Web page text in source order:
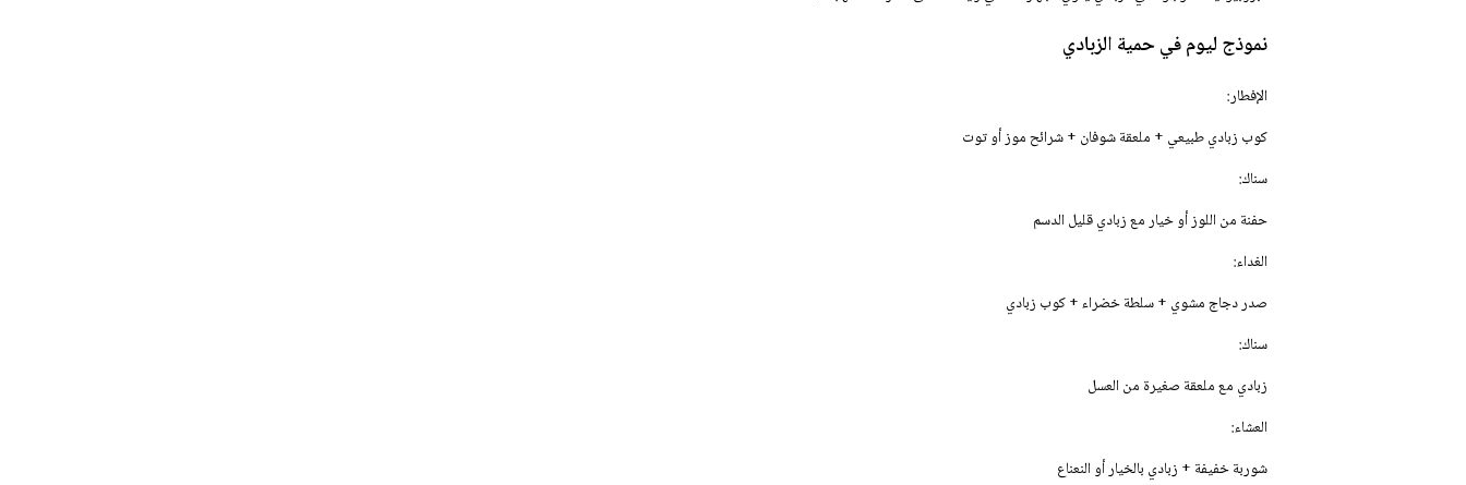
نموذج ليوم في حمية الزبادي
الإفطار:
كوب زبادي طبيعي + ملعقة شوفان + شرائح موز أو توت
سناك:
حفنة من اللوز أو خيار مع زبادي قليل الدسم
الغداء:
صدر دجاج مشوي + سلطة خضراء + كوب زبادي
سناك:
زبادي مع ملعقة صغيرة من العسل
العشاء:
شوربة خفيفة + زبادي بالخيار أو النعناع